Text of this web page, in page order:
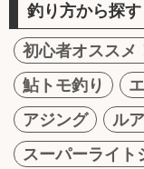
釣り方から探す
初心者オススメ
鮎トモ釣り
アジング
ル
スーパーライト